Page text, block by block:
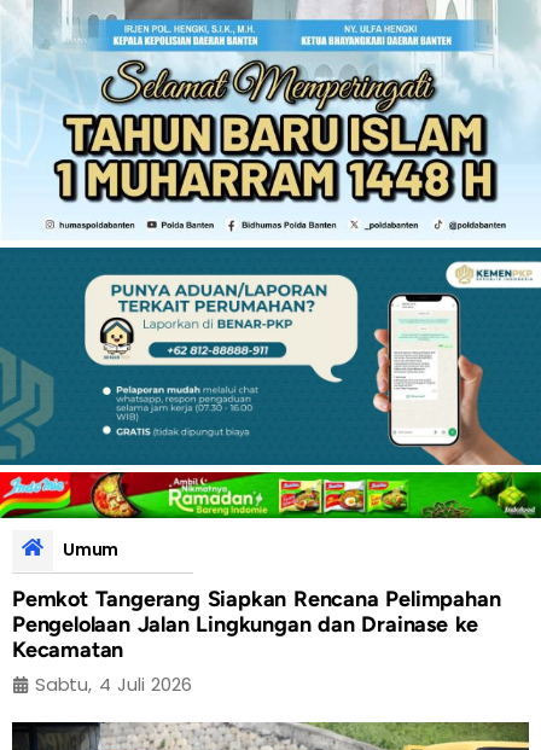
Umum
Pemkot Tangerang Siapkan Rencana Pelimpahan
Pengelolaan Jalan Lingkungan dan Drainase ke
Kecamatan
Sabtu, 4 Juli 2026